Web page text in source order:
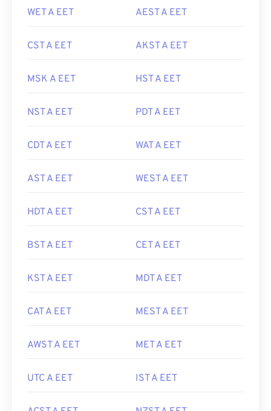
WET A EET AEST A EET
CST A EET AKST A EET
MSK A EET HST A EET
NST A EET PDT A EET
CDT A EET WAT A EET
AST A EET WEST A EET
HDT A EET CST A EET
BST A EET CET A EET
KST A EET MDT A EET
CAT A EET MEST A EET
AWST A EET MET A EET
UTC A EET IST A EET